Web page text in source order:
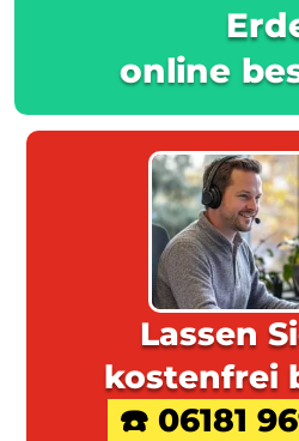
online
Lassen
kostenfrei
☎️ 06181